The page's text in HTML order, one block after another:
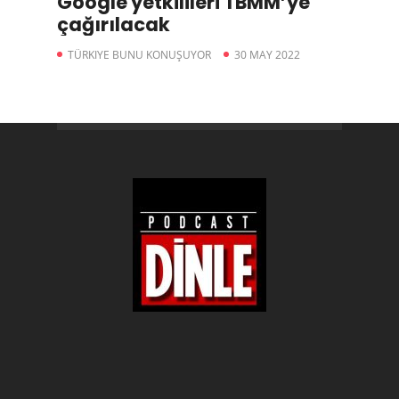
çağırılacak
TÜRKIYE BUNU KONUŞUYOR 30 MAY 2022